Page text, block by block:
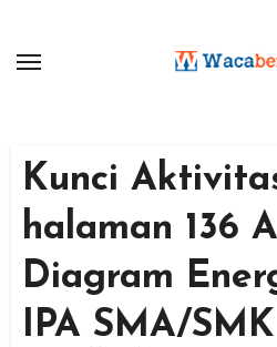
content
Kunci
halaman 136
Diagram
IPA SMA/